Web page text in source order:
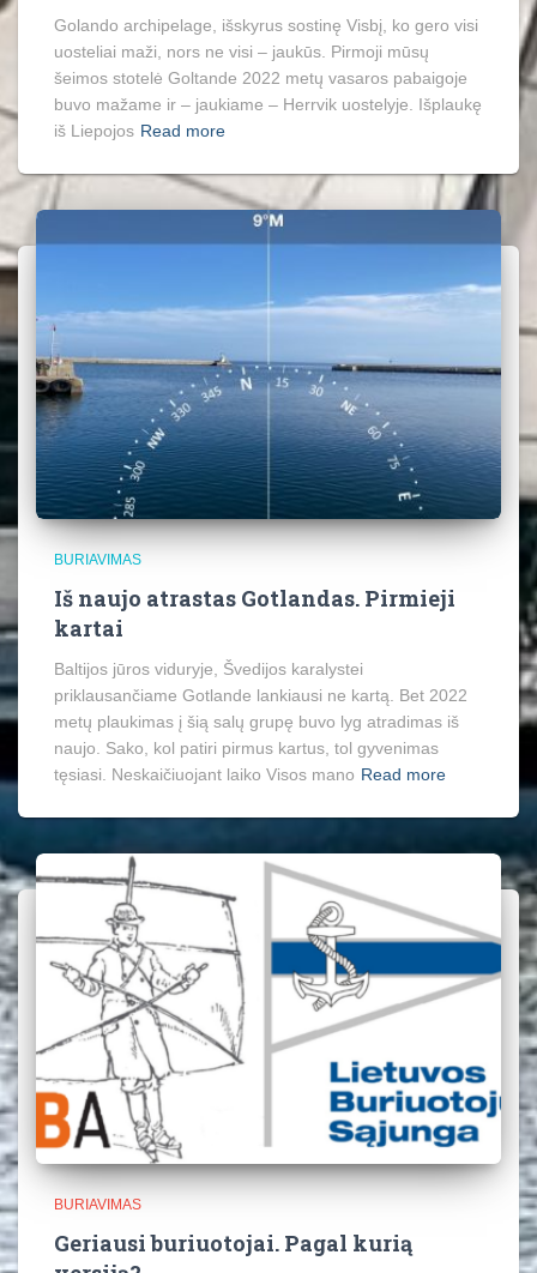
Golando archipelage, išskyrus sostinę Visbį, ko gero visi
uosteliai maži, nors ne visi – jaukūs. Pirmoji mūsų
šeimos stotelė Goltande 2022 metų vasaros pabaigoje
buvo mažame ir – jaukiame – Herrvik uostelyje. Išplaukę
iš Liepojos Read more
BURIAVIMAS
Iš naujo atrastas Gotlandas. Pirmieji
kartai
Baltijos jūros viduryje, Švedijos karalystei
priklausančiame Gotlande lankiausi ne kartą. Bet 2022
metų plaukimas į šią salų grupę buvo lyg atradimas iš
naujo. Sako, kol patiri pirmus kartus, tol gyvenimas
tęsiasi. Neskaičiuojant laiko Visos mano Read more
BURIAVIMAS
Geriausi buriuotojai. Pagal kurią